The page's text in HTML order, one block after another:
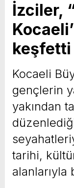
İzciler,
keşfetti
Kocaeli
gençlerin
yakından
tarihi,
alanlarıyla